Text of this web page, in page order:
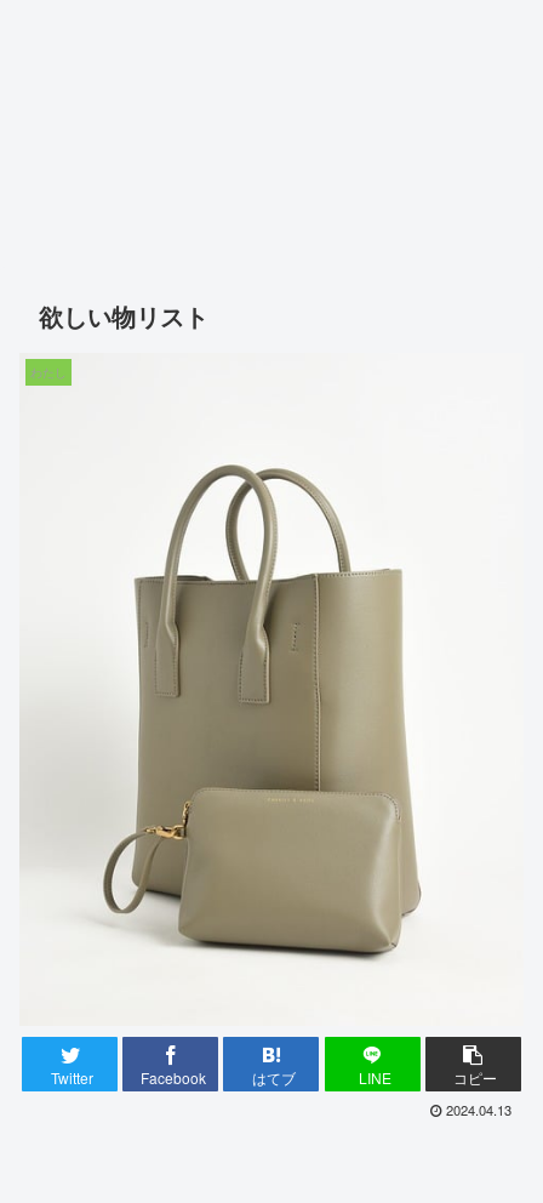
欲しい物リスト
わたし
Twitter Facebook はてブ LINE コピー
2024.04.13